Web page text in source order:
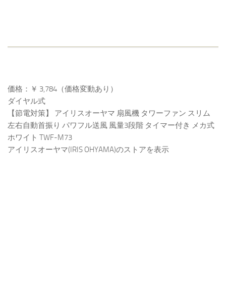
価格：￥ 3,784（価格変動あり）
ダイヤル式
【節電対策】 アイリスオーヤマ 扇風機 タワーファン スリム
左右自動首振り パワフル送風 風量3段階 タイマー付き メカ式
ホワイト TWF-M73
アイリスオーヤマ(IRIS OHYAMA)のストアを表示